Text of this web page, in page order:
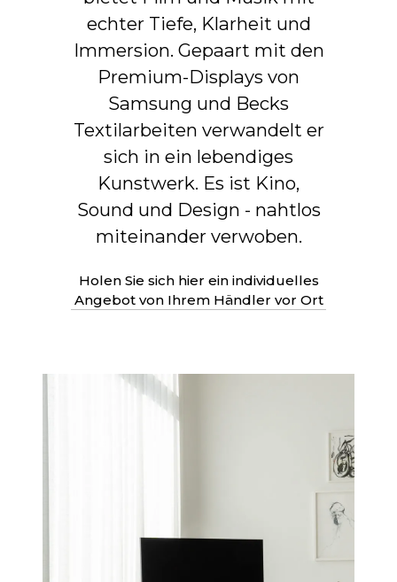
echter Tiefe, Klarheit und
Immersion. Gepaart mit den
Premium-Displays von
Samsung und Becks
Textilarbeiten verwandelt er
sich in ein lebendiges
Kunstwerk. Es ist Kino,
Sound und Design - nahtlos
miteinander verwoben.
Holen Sie sich hier ein individuelles
Angebot von Ihrem Händler vor Ort